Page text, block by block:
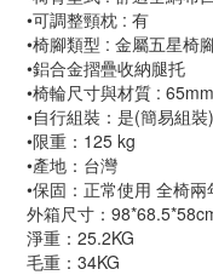
•可調整頸枕 : 有
•椅腳類型 : 金屬五星椅
•鋁合金摺疊收納腿托
•椅輪尺寸與材質 :
•自行組裝：是(簡易組裝)
•限重：125 kg
•產地：台灣
•保固：正常使用 全椅兩
外箱尺寸：
淨重：25.2KG
毛重：34KG